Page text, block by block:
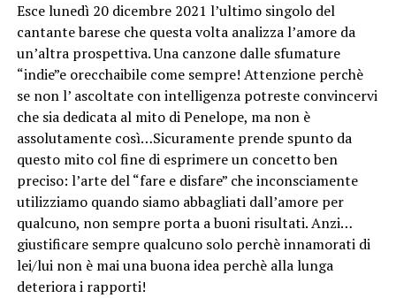
Esce lunedì 20 dicembre 2021 l’ultimo singolo del
cantante barese che questa volta analizza l’amore da
un’altra prospettiva. Una canzone dalle sfumature
“indie”e orecchaibile come sempre! Attenzione perchè
se non l’ ascoltate con intelligenza potreste convincervi
che sia dedicata al mito di Penelope, ma non è
assolutamente così…Sicuramente prende spunto da
questo mito col fine di esprimere un concetto ben
preciso: l’arte del “fare e disfare” che inconsciamente
utilizziamo quando siamo abbagliati dall’amore per
qualcuno, non sempre porta a buoni risultati. Anzi…
giustificare sempre qualcuno solo perchè innamorati di
lei/lui non è mai una buona idea perchè alla lunga
deteriora i rapporti!